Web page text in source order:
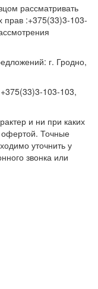
рассматривать
прав :+375(33)3-103-
г. Гродно,
103-103,
и ни при каких
офертой. Точные
уточнить у
звонка или